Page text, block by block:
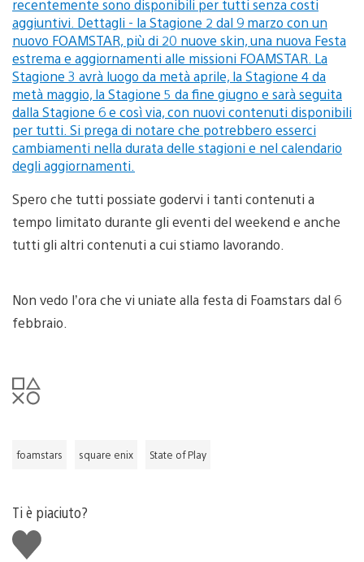
Spero che tutti possiate godervi i tanti contenuti a
tempo limitato durante gli eventi del weekend e anche
tutti gli altri contenuti a cui stiamo lavorando.
Non vedo l’ora che vi uniate alla festa di Foamstars dal 6
febbraio.
foamstars square enix State of Play
Ti è piaciuto?
Mi
piace